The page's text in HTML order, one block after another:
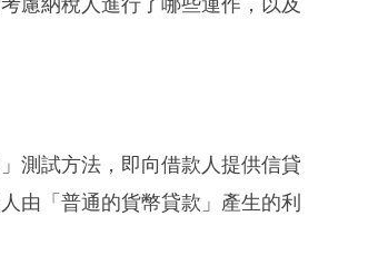
慮納稅人進行了哪些運作，以及
測試方法，即向借款人提供信貸
由「普通的貨幣貸款」產生的利